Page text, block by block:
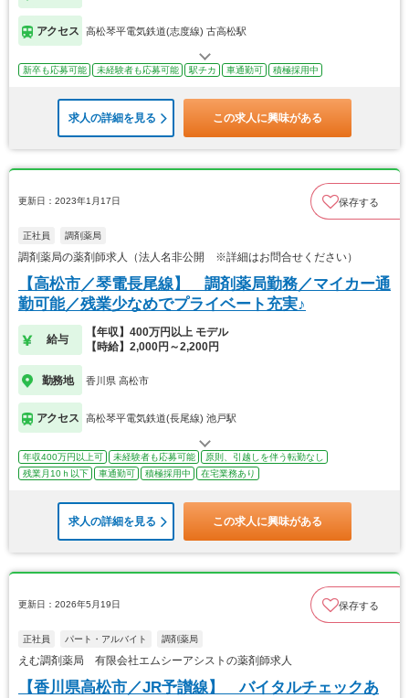
アクセス 高松琴平電気鉄道(志度線) 古高松駅
新卒も応募可能 未経験者も応募可能 駅チカ 車通勤可 積極採用中
求人の詳細を見る この求人に興味がある
更新日：2023年1月17日 保存する
正社員 調剤薬局
調剤薬局の薬剤師求人（法人名非公開 ※詳細はお問合せください）
【高松市／琴電長尾線】 調剤薬局勤務／マイカー通
勤可能／残業少なめでプライベート充実♪
給与
【年収】400万円以上 モデル
【時給】2,000円～2,200円
勤務地 香川県 高松市
アクセス 高松琴平電気鉄道(長尾線) 池戸駅
年収400万円以上可 未経験者も応募可能
原則、引越しを伴う転勤なし
残業月10ｈ以下
車通勤可 積極採用中 在宅業務あり
求人の詳細を見る この求人に興味がある
更新日：2026年5月19日 保存する
正社員 パート・アルバイト 調剤薬局
えむ調剤薬局 有限会社エムシーアシストの薬剤師求人
【香川県高松市／JR予讃線】 バイタルチェックあ